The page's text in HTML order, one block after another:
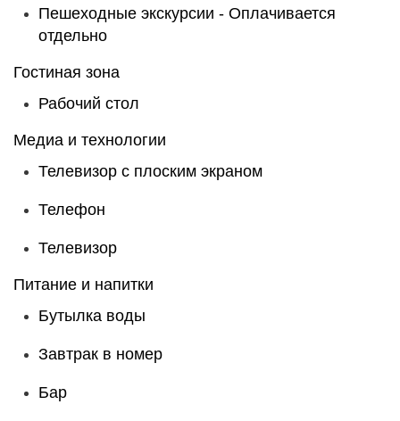
Пешеходные экскурсии - Оплачивается
отдельно
Гостиная зона
Рабочий стол
Медиа и технологии
Телевизор с плоским экраном
Телефон
Телевизор
Питание и напитки
Бутылка воды
Завтрак в номер
Бар